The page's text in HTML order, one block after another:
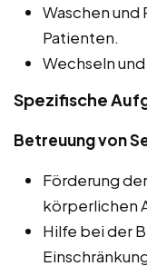
Waschen und
Patienten.
Wechseln
Spezifische
Betreuung von
Förderung
körperlichen
Hilfe bei der